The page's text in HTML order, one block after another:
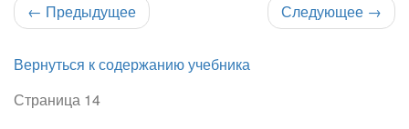
← Предыдущее Следующее →
Вернуться к содержанию учебника
Страница 14